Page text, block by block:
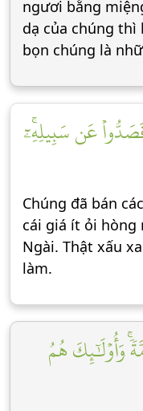
ngươi bằng
dạ của chúng thì
bọn chúng là
فَصَدُّواْ عَن سَبِيلِهِۦٓۚ
Chúng đã bán
cái giá ít ỏi hòng
Ngài. Thật xấu
làm.
وَأُوْلَٰٓئِكَ هُمُ